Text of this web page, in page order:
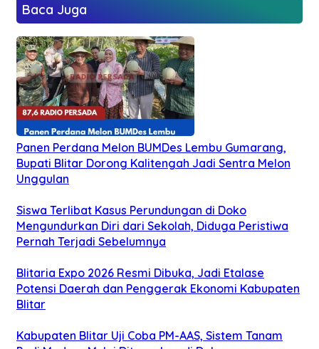
Baca Juga
Panen Perdana Melon BUMDes Lembu Gumarang,
Bupati Blitar Dorong Kalitengah Jadi Sentra Melon
Unggulan
Siswa Terlibat Kasus Perundungan di Doko
Mengundurkan Diri dari Sekolah, Diduga Peristiwa
Pernah Terjadi Sebelumnya
Blitaria Expo 2026 Resmi Dibuka, Jadi Etalase
Potensi Daerah dan Penggerak Ekonomi Kabupaten
Blitar
Kabupaten Blitar Uji Coba PM-AAS, Sistem Tanam